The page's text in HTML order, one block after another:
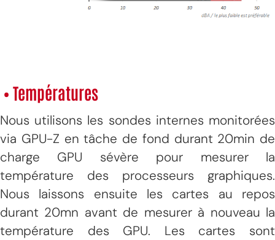
• Températures
Nous utilisons les sondes internes monitorées
via GPU-Z en tâche de fond durant 20min de
charge GPU sévère pour mesurer la
température des processeurs graphiques.
Nous laissons ensuite les cartes au repos
durant 20mn avant de mesurer à nouveau la
température des GPU. Les cartes sont